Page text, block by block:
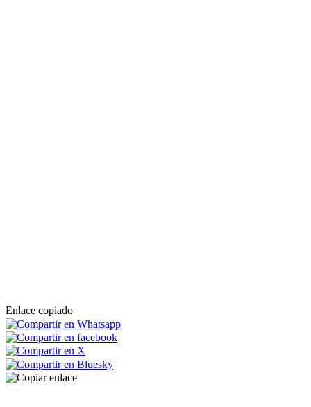
Enlace copiado